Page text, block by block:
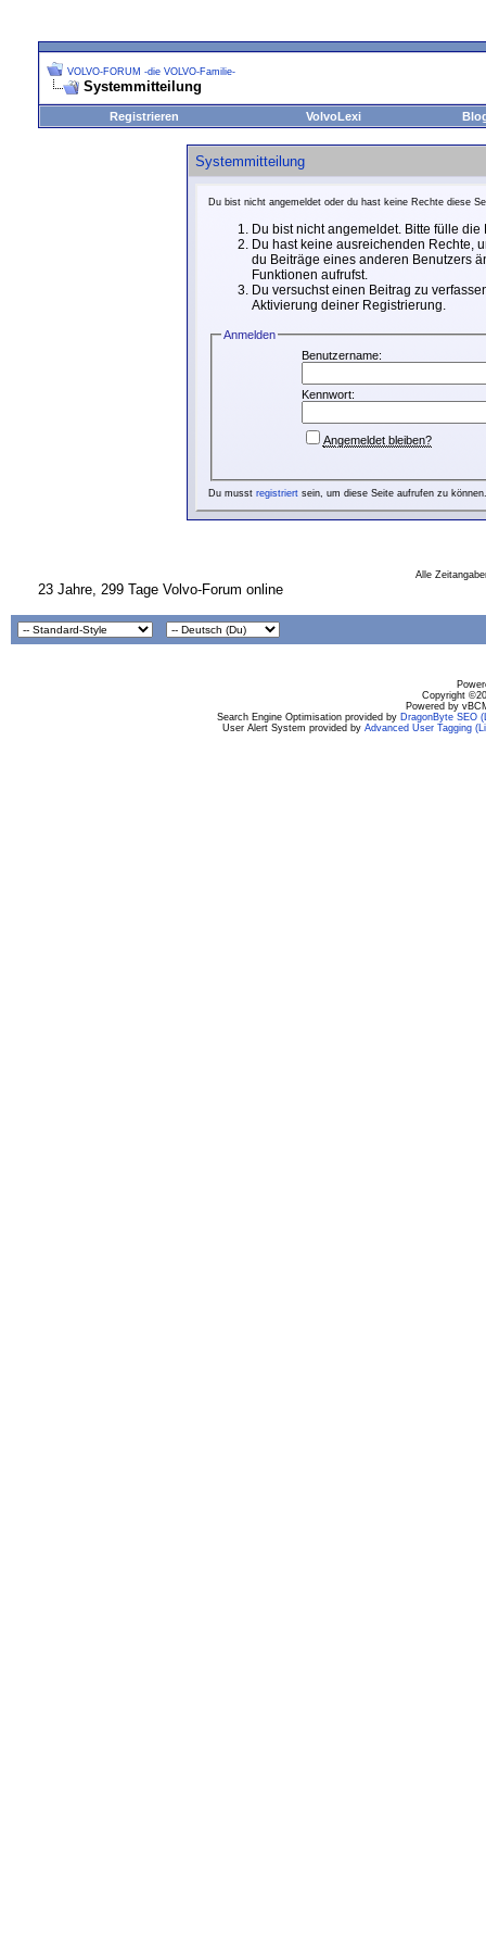
VOLVO-FORUM -die VOLVO-Familie-
Systemmitteilung
Registrieren VolvoLexi
Systemmitteilung
Du bist nicht angemeldet oder du hast keine Rechte diese
Du bist nicht angemeldet. Bitte fülle
Du hast keine ausreichenden Rechte,
du Beiträge eines anderen Benutzers
Funktionen aufrufst.
Du versuchst einen Beitrag zu
Aktivierung deiner Registrierung.
Anmelden
Benutzername:
Kennwort:
Angemeldet bleiben?
Du musst registriertsein, um diese Seite aufrufen zu können.
Alle
23 Jahre, 299 Tage Volvo-Forum online
Copyright
Powered by
Search Engine Optimisation provided by DragonByte SEO
User Alert System provided by Advanced User Tagging